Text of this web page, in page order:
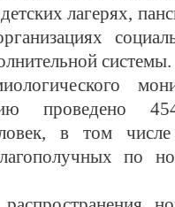
лагерях,
системы.
проведено
в том
по